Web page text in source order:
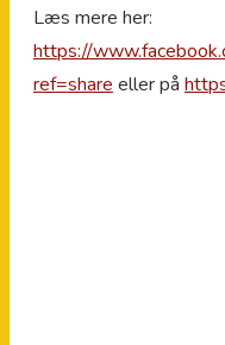
Læs mere her:
https://
ref=share eller på